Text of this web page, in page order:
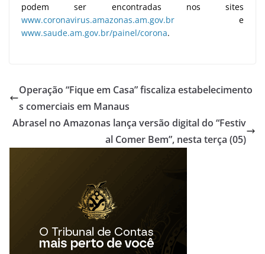
podem ser encontradas nos sites
www.coronavirus.amazonas.am.gov.br e
www.saude.am.gov.br/painel/corona.
Operação “Fique em Casa” fiscaliza estabelecimento
s comerciais em Manaus
Abrasel no Amazonas lança versão digital do “Festiv
al Comer Bem”, nesta terça (05)